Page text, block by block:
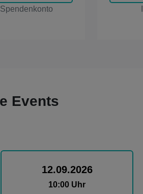
Events
12.09.2026
10:00 Uhr